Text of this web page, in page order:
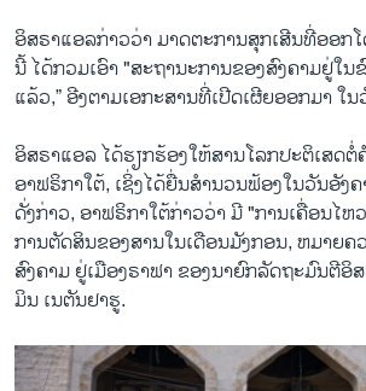
ອິສຣາແອລກ່າວວ່າ ມາດຕະການສຸກເສີນທີ່ອອກ
ນີ້ ໄດ້ກວມເອົາ "ສະຖານະການຂອງສົງຄາມຢູ່ໃນ
ແລ້ວ,” ອີງຕາມເອກະສານທີ່ເປີດເຜີຍອອກມາ ໃ
ອິສຣາແອລ ໄດ້ຮຽກຮ້ອງໃຫ້ສານໂລກປະຕິເສດຕໍ່
ອາຟຣິກາໃຕ້, ເຊິ່ງໄດ້ຍື່ນສໍານວນຟ້ອງໃນວັນອັງ
ດັ່ງກ່າວ, ອາຟຣິກາໃຕ້ກ່າວວ່າ ມີ "ການເຄື່ອນ​ໄ
ການຕັດສິນຂອງສານໃນເດືອນມັງກອນ, ຫມາຍຄ
ສົງຄາມ ຢູ່ເມືອງຣາຟາ ຂອງນາຍົກລັດຖະມົນຕີອິ
ມິນ ເນຕັນຢາຮູ.